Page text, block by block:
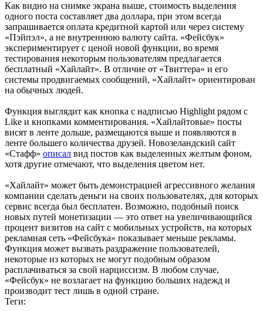
Как видно на снимке экрана выше, стоимость выделения
одного поста составляет два доллара, при этом всегда
запрашивается оплата кредитной картой или через систему
«Пэйпэл», а не внутреннюю валюту сайта. «Фейсбук»
экспериментирует с ценой новой функции, во время
тестирования некоторым пользователям предлагается
бесплатный «Хайлайт». В отличие от «Твиттера» и его
системы продвигаемых сообщений, «Хайлайт» ориентирован
на обычных людей.
Функция выглядит как кнопка с надписью Highlight рядом с
Like и кнопками комментирования. «Хайлайтовые» посты
висят в ленте дольше, размещаются выше и появляются в
ленте большего количества друзей. Новозеландский сайт
«Стафф» описал вид постов как выделенных желтым фоном,
хотя другие отмечают, что выделения цветом нет.
«Хайлайт» может быть демонстрацией агрессивного желания
компании сделать деньги на своих пользователях, для которых
сервис всегда был бесплатен. Возможно, подобный поиск
новых путей монетизации — это ответ на увеличивающийся
процент визитов на сайт с мобильных устройств, на которых
рекламная сеть «Фейсбука» показывает меньше рекламы.
Функция может вызвать раздражение пользователей,
некоторые из которых не могут подобным образом
расплачиваться за свой нарциссизм. В любом случае,
«Фейсбук» не возлагает на функцию больших надежд и
производит тест лишь в одной стране.
Теги: